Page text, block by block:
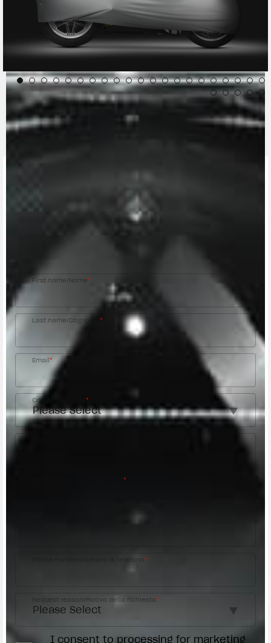
CONTACT A DEALER
First name/Nome*
Last name/Cognome *
Email *
Country/Nazione *
*
*
Request reason/Motivo della richiesta*
I consent to processing for marketing